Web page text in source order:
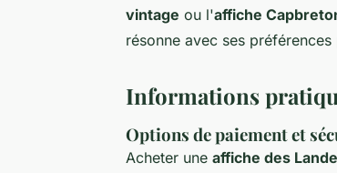
vintage ou l'affiche
résonne avec ses préférences
Informations
Options de paiement et
Acheter une affiche des